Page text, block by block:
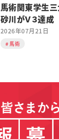
馬術関東学生
砂川がＶ３達成
2026年07月21日
馬術